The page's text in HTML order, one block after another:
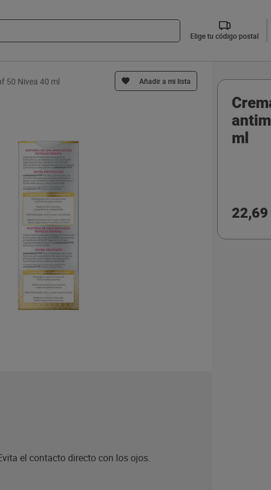
Elige tu código postal
50 Nivea 40 ml Añadir a mi lista
el contacto directo con los ojos.
ml
22,69